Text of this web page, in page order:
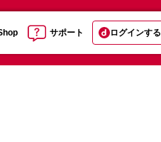
サポート ログインする